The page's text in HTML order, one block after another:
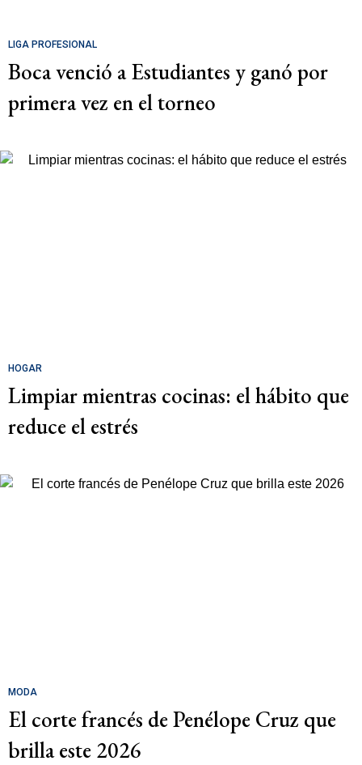
LIGA PROFESIONAL
Boca venció a Estudiantes y ganó por
primera vez en el torneo
HOGAR
Limpiar mientras cocinas: el hábito que
reduce el estrés
MODA
El corte francés de Penélope Cruz que
brilla este 2026